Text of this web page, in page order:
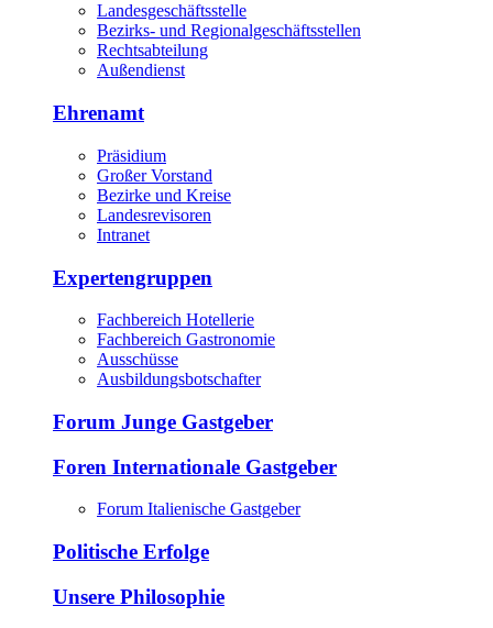
Landesgeschäftsstelle
Bezirks- und Regionalgeschäftsstellen
Rechtsabteilung
Außendienst
Ehrenamt
Präsidium
Großer Vorstand
Bezirke und Kreise
Landesrevisoren
Intranet
Expertengruppen
Fachbereich Hotellerie
Fachbereich Gastronomie
Ausschüsse
Ausbildungsbotschafter
Forum Junge Gastgeber
Foren Internationale Gastgeber
Forum Italienische Gastgeber
Politische Erfolge
Unsere Philosophie